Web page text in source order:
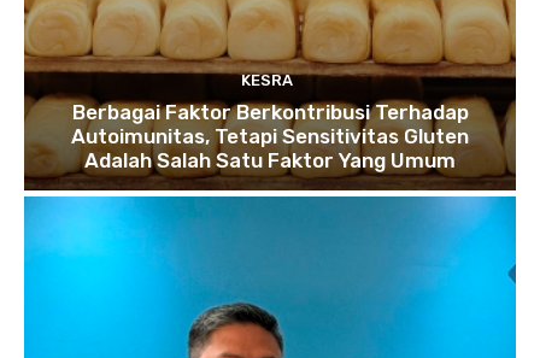
KESRA
Berbagai Faktor Berkontribusi Terhadap
Autoimunitas, Tetapi Sensitivitas Gluten
Adalah Salah Satu Faktor Yang Umum